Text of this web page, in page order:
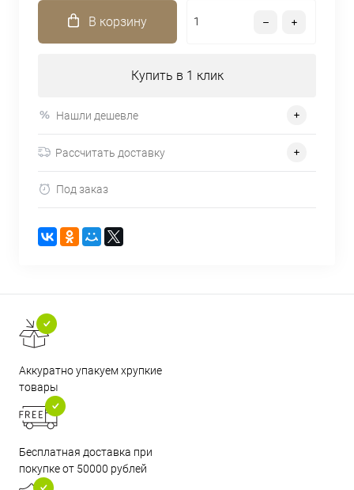
В корзину
Купить в 1 клик
Нашли дешевле
Рассчитать доставку
Под заказ
Аккуратно упакуем хрупкие
товары
Бесплатная доставка при
покупке от 50000 рублей